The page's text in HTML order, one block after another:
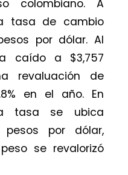
colombiano. A
tasa de cambio
por dólar. Al
caído a $3,757
revaluación de
en el año. En
tasa se ubica
pesos por dólar,
se revalorizó